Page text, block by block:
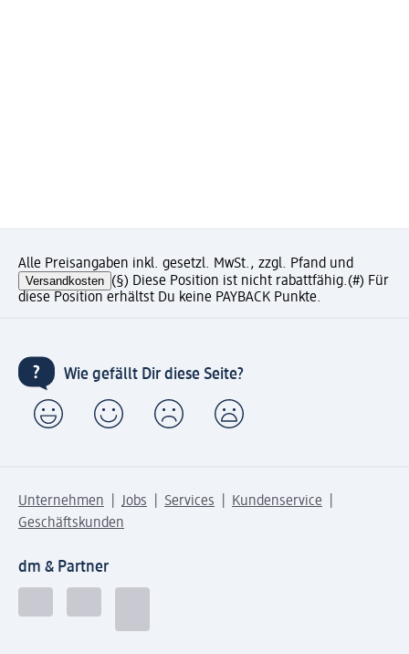
Alle Preisangaben inkl. gesetzl. MwSt., zzgl. Pfand und
Versandkosten (§) Diese Position ist nicht rabattfähig.(#) Für
diese Position erhältst Du keine PAYBACK Punkte.
Wie gefällt Dir diese Seite?
Unternehmen Jobs Services
Kundenservice
Geschäftskunden
dm & Partner